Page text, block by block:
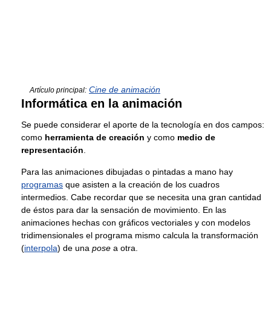
Artículo principal: Cine de animación
Informática en la animación
Se puede considerar el aporte de la tecnología en dos campos:
como herramienta de creación y como medio de
representación
Para las animaciones dibujadas o pintadas a mano hay
programas que asisten a la creación de los cuadros
intermedios. Cabe recordar que se necesita una gran cantidad
de éstos para dar la sensación de movimiento. En las
animaciones hechas con gráficos vectoriales y con modelos
tridimensionales el programa mismo calcula la transformación
(interpola) de una pose a otra.